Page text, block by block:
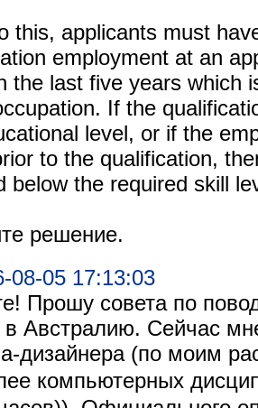
this, applicants must
employment at an
the last five years which
If the
level, or if the
to the qualification,
below the required skill
решение.
08-05 17:13:03
Прошу совета по
Австралию. Сейчас
дизайнера (по моим
компьютерных